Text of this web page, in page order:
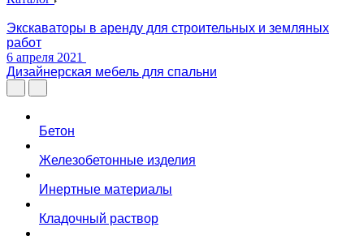
Экскаваторы в аренду для строительных и земляных
работ
6 апреля 2021
Дизайнерская мебель для спальни
Бетон
Железобетонные изделия
Инертные материалы
Кладочный раствор